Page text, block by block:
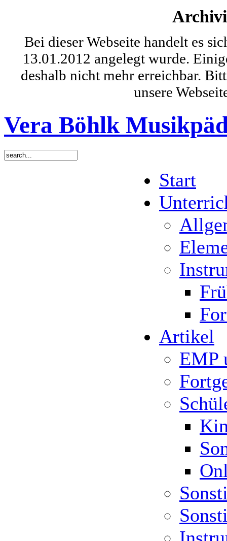
Bei dieser Webseite handelt es
13.01.2012 angelegt wurde.
deshalb nicht mehr erreichbar.
unsere
Vera Böhlk
Start
Artikel
EMP